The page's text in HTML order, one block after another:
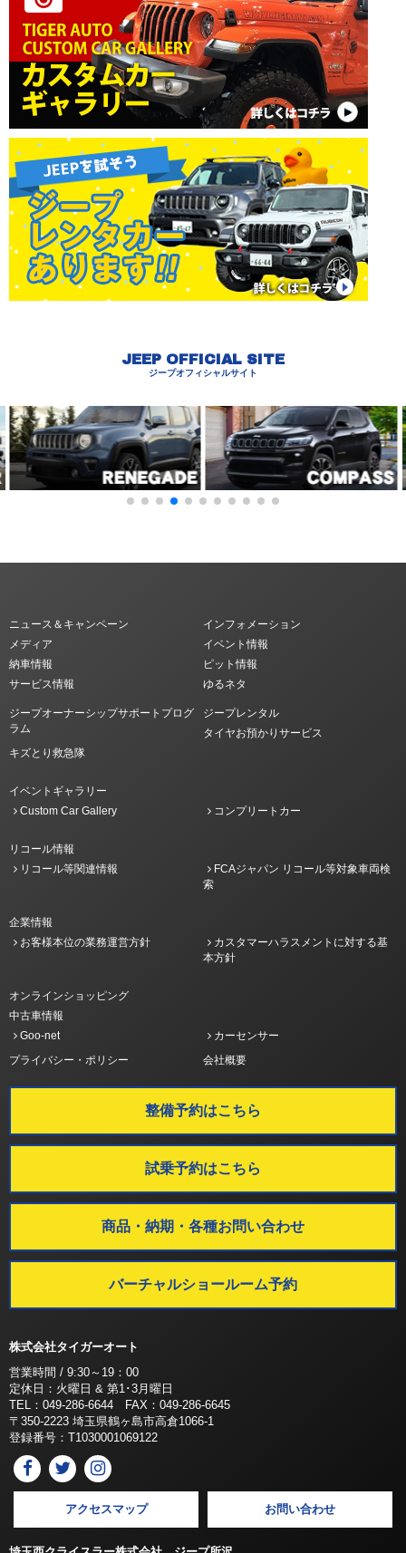
JEEP OFFICIAL SITE
ジープオフィシャルサイト
ニュース＆キャンペーン
インフォメーション
メディア
イベント情報
納車情報
ピット情報
サービス情報
ゆるネタ
ジープオーナーシップサポートプログ
ラム
ジープレンタル
タイヤお預かりサービス
キズとり救急隊
イベントギャラリー
Custom Car Gallery
コンプリートカー
リコール情報
リコール等関連情報
FCAジャパン リコール等対象車両検
索
企業情報
お客様本位の業務運営方針
カスタマーハラスメントに対する基
本方針
オンラインショッピング
中古車情報
Goo-net
カーセンサー
プライバシー・ポリシー
会社概要
整備予約はこちら
試乗予約はこちら
商品・納期・各種お問い合わせ
バーチャルショールーム予約
株式会社タイガーオート
営業時間 / 9:30～19：00
定休日：火曜日 & 第1･3月曜日
TEL：049-286-6644 FAX：049-286-6645
〒350-2223 埼玉県鶴ヶ島市高倉1066-1
登録番号：T1030001069122
アクセスマップ お問い合わせ